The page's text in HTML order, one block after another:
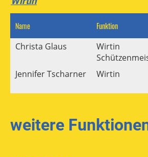
Name Funktion
Christa Glaus
Wirtin
Jennifer Tscharner Wirtin
weitere